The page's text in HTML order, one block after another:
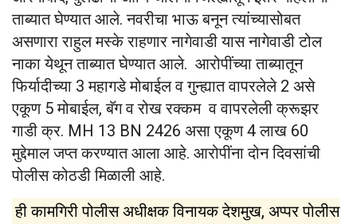
ताब्यात घेण्यात आले. नवरीचा भाऊ बनून त्यांच्यासोबत
असणारा राहुल मस्के राहणार नागेवाडी यास नागेवाडी टोल
नाका येथून ताब्यात घेण्यात आले. आरोपींच्या ताब्यातून
फिर्यादीच्या 3 महागडे मोबाईल व गुन्ह्यात वापरलेले 2 असे
एकूण 5 मोबाईल, बॅग व रोख रक्कम व वापरलेली क्रूझर
गाडी क्र. MH 13 BN 2426 असा एकूण 4 लाख 60
मुद्देमाल जप्त करण्यात आला आहे. आरोपींना दोन दिवसांची
पोलीस कोठडी मिळाली आहे.
ही कामगिरी पोलीस अधीक्षक विनायक देशमुख, अप्पर पोलीस